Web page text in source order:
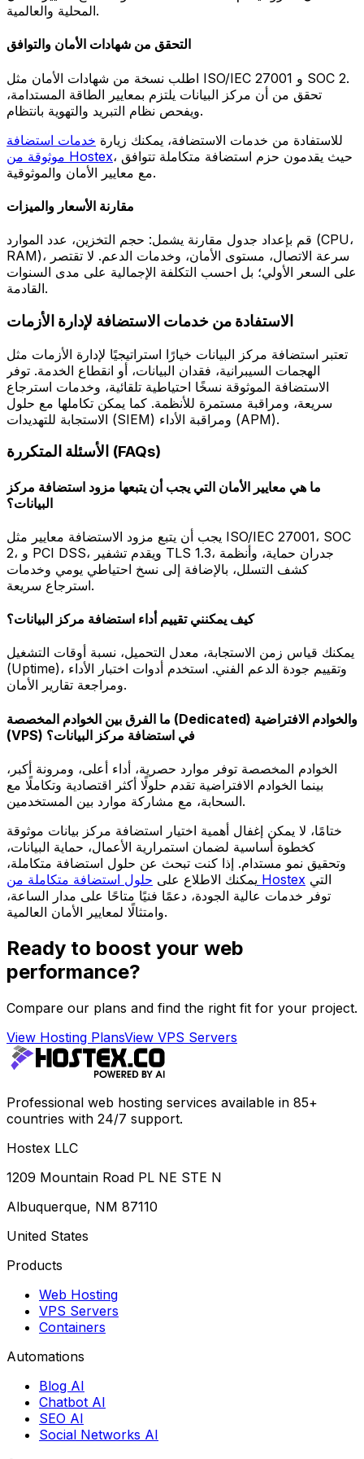
المحلية والعالمية.
التحقق من شهادات الأمان والتوافق
اطلب نسخة من شهادات الأمان مثل ISO/IEC 27001 و SOC 2.
تحقق من أن مركز البيانات يلتزم بمعايير الطاقة المستدامة،
ويفحص نظام التبريد والتهوية بانتظام.
للاستفادة من خدمات الاستضافة، يمكنك زيارة خدمات استضافة
موثوقة من Hostex، حيث يقدمون حزم استضافة متكاملة تتوافق
مع معايير الأمان والموثوقية.
مقارنة الأسعار والميزات
قم بإعداد جدول مقارنة يشمل: حجم التخزين، عدد الموارد (CPU،
RAM)، سرعة الاتصال، مستوى الأمان، وخدمات الدعم. لا تقتصر
على السعر الأولي؛ بل احسب التكلفة الإجمالية على مدى السنوات
القادمة.
الاستفادة من خدمات الاستضافة لإدارة الأزمات
تعتبر استضافة مركز البيانات خيارًا استراتيجيًا لإدارة الأزمات مثل
الهجمات السيبرانية، فقدان البيانات، أو انقطاع الخدمة. توفر
الاستضافة الموثوقة نسخًا احتياطية تلقائية، وخدمات استرجاع
سريعة، ومراقبة مستمرة للأنظمة. كما يمكن تكاملها مع حلول
الاستجابة للتهديدات (SIEM) ومراقبة الأداء (APM).
الأسئلة المتكررة (FAQs)
ما هي معايير الأمان التي يجب أن يتبعها مزود استضافة مركز
البيانات؟
يجب أن يتبع مزود الاستضافة معايير مثل ISO/IEC 27001، SOC
2، و PCI DSS، ويقدم تشفير TLS 1.3، جدران حماية، وأنظمة
كشف التسلل، بالإضافة إلى نسخ احتياطي يومي وخدمات
استرجاع سريعة.
كيف يمكنني تقييم أداء استضافة مركز البيانات؟
يمكنك قياس زمن الاستجابة، معدل التحميل، نسبة أوقات التشغيل
(Uptime)، وتقييم جودة الدعم الفني. استخدم أدوات اختبار الأداء
ومراجعة تقارير الأمان.
ما الفرق بين الخوادم المخصصة (Dedicated) والخوادم الافتراضية
(VPS) في استضافة مركز البيانات؟
الخوادم المخصصة توفر موارد حصرية، أداء أعلى، ومرونة أكبر،
بينما الخوادم الافتراضية تقدم حلولًا أكثر اقتصادية وتكاملًا مع
السحابة، مع مشاركة موارد بين المستخدمين.
ختامًا، لا يمكن إغفال أهمية اختيار استضافة مركز بيانات موثوقة
كخطوة أساسية لضمان استمرارية الأعمال، حماية البيانات،
وتحقيق نمو مستدام. إذا كنت تبحث عن حلول استضافة متكاملة،
يمكنك الاطلاع على حلول استضافة متكاملة من Hostex
توفر خدمات عالية الجودة، دعمًا فنيًا متاحًا على مدار الساعة،
وامتثالًا لمعايير الأمان العالمية.
Ready to boost your web
performance?
Compare our plans and find the right fit for your project.
View Hosting PlansView VPS Servers
Professional web hosting services available in 85+
countries with 24/7 support.
Hostex LLC
1209 Mountain Road PL NE STE N
Albuquerque, NM 87110
United States
Products
Web Hosting
VPS Servers
Containers
Automations
Blog AI
Chatbot AI
SEO AI
Social Networks AI